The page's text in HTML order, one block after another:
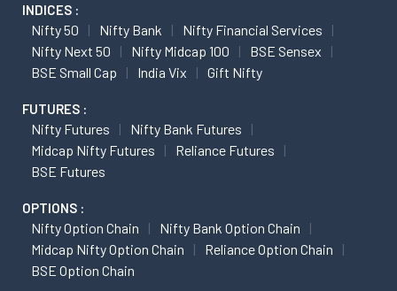
INDICES :
Nifty 50 Nifty Bank
Nifty Financial Services
Nifty Next 50
Nifty Midcap 100
BSE Sensex
BSE Small Cap
India Vix Gift Nifty
FUTURES :
Nifty Futures
Nifty Bank Futures
Midcap Nifty Futures
Reliance Futures
BSE Futures
OPTIONS :
Nifty Option Chain
Nifty Bank Option Chain
Midcap Nifty Option Chain
Reliance Option Chain
BSE Option Chain